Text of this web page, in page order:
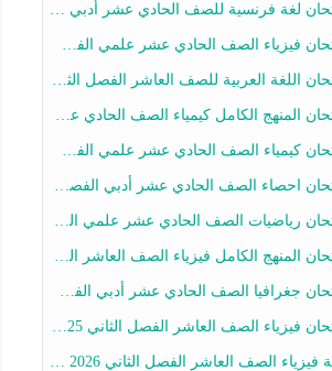
فرنسية للصف الحادي عشر أدبي الفصل الثاني 2025-2026
الصف الحادي عشر علمي الفصل الثاني 2025-2026
العربية للصف العاشر الفصل الثاني 2025-2026
الكامل كيمياء الصف الحادي عشر علمي الفصل الثاني 2025-2026
الصف الحادي عشر علمي الفصل الثاني 2025-2026
الصف الحادي عشر أدبي الفصل الثاني 2025-2026
الصف الحادي عشر علمي الفصل الثاني 2025-2026
الكامل فيزياء الصف العاشر الفصل الثاني 2025-2026
الصف الحادي عشر أدبي الفصل الثاني 2025-2026
فيزياء الصف العاشر الفصل الثاني 2025-2026
الصف العاشر الفصل الثاني 2026 أ هيثم الليثي